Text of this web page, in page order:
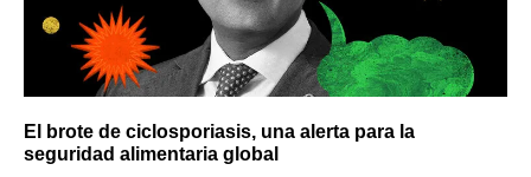
El brote de ciclosporiasis, una alerta para la
seguridad alimentaria global